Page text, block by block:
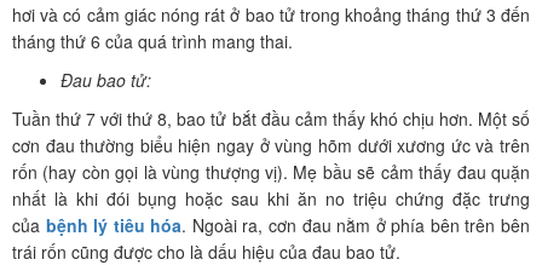
hơi và có cảm giác nóng rát ở bao tử trong khoảng tháng thứ 3 đến
tháng thứ 6 của quá trình mang thai.
Đau bao tử:
Tuần thứ 7 với thứ 8, bao tử bắt đầu cảm thấy khó chịu hơn. Một số
cơn đau thường biểu hiện ngay ở vùng hõm dưới xương ức và trên
rốn (hay còn gọi là vùng thượng vị). Mẹ bầu sẽ cảm thấy đau quặn
nhất là khi đói bụng hoặc sau khi ăn no triệu chứng đặc trưng
của bệnh lý tiêu hóa. Ngoài ra, cơn đau nằm ở phía bên trên bên
trái rốn cũng được cho là dấu hiệu của đau bao tử.